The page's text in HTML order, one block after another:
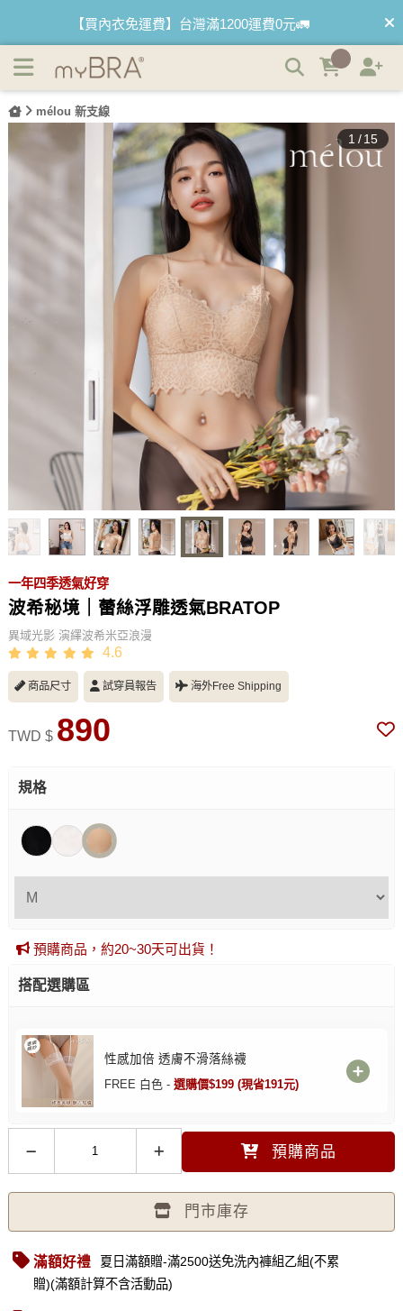
品牌
【首購優惠】新客最高可折$150再免運❗
【夏日滿額贈】把衣物壓縮收納袋回家 🌞
【父親節快樂】男內褲5件$999🧔
mélou 新支線
1 / 15
一年四季透氣好穿
波希秘境｜蕾絲浮雕透氣BRATOP
異域光影 演繹波希米亞浪漫
4.6
商品尺寸 試穿員報告 海外Free Shipping
TWD $ 890
規格
預購商品，約20~30天可出貨！
搭配選購區
性感加倍 透膚不滑落絲襪
FREE 白色 - 選購價$199 (現省191元)
預購商品
門市庫存
滿額好禮
夏日滿額贈-滿2500送免洗內褲組乙組(不累
贈)(滿額計算不含活動品)